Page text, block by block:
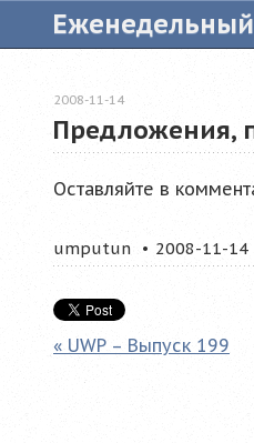
Предложения,
2008-11-14
Оставляйте в
umputun 2008-11-14
« UWP – Выпуск 199